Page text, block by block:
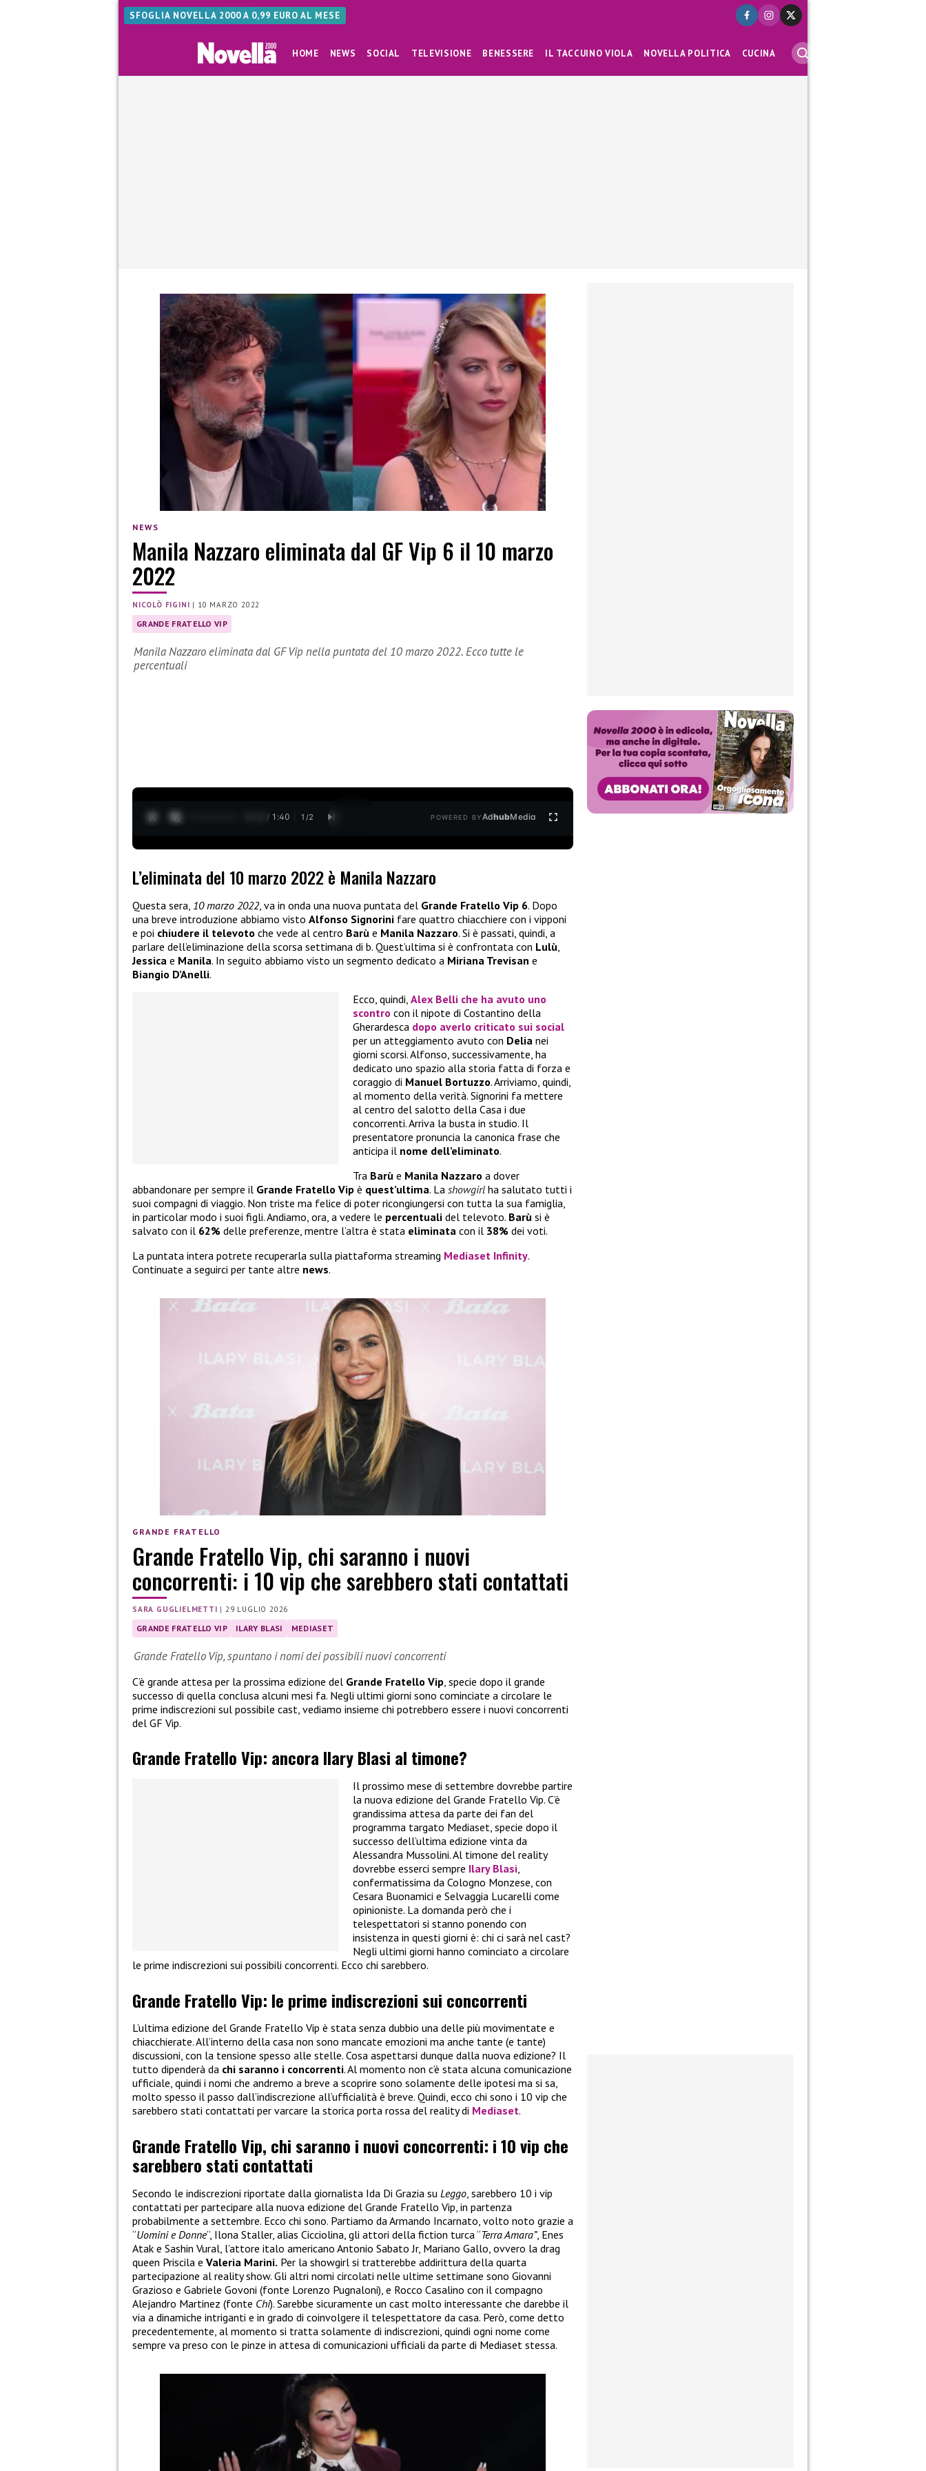
SFOGLIA NOVELLA 2000 A 0,99 EURO AL MESE
HOME NEWS SOCIAL TELEVISIONE BENESSERE IL TACCUINO VIOLA NOVELLA POLITICA CUCINA
NEWS
Manila Nazzaro eliminata dal GF Vip 6 il 10 marzo
2022
NICOLÒ FIGINI | 10 MARZO 2022
GRANDE FRATELLO VIP
Manila Nazzaro eliminata dal GF Vip nella puntata del 10 marzo 2022. Ecco tutte le
percentuali
0:13 / 1:40 1 /2 POWERED BYAdhubMedia
L’eliminata del 10 marzo 2022 è Manila Nazzaro
Questa sera, 10 marzo 2022, va in onda una nuova puntata del Grande Fratello Vip 6. Dopo
una breve introduzione abbiamo visto Alfonso Signorini fare quattro chiacchiere con i vipponi
e poi chiudere il televoto che vede al centro Barù e Manila Nazzaro. Si è passati, quindi, a
parlare dell’eliminazione della scorsa settimana di b. Quest’ultima si è confrontata con Lulù,
Jessica e Manila. In seguito abbiamo visto un segmento dedicato a Miriana Trevisan e
Biangio D’Anelli.
Ecco, quindi, Alex Belli che ha avuto uno
scontro con il nipote di Costantino della
Gherardesca dopo averlo criticato sui social
per un atteggiamento avuto con Delia nei
giorni scorsi. Alfonso, successivamente, ha
dedicato uno spazio alla storia fatta di forza e
coraggio di Manuel Bortuzzo. Arriviamo, quindi,
al momento della verità. Signorini fa mettere
al centro del salotto della Casa i due
concorrenti. Arriva la busta in studio. Il
presentatore pronuncia la canonica frase che
anticipa il nome dell’eliminato.
Tra Barù e Manila Nazzaro a dover
abbandonare per sempre il Grande Fratello Vip è quest’ultima. La showgirl ha salutato tutti i
suoi compagni di viaggio. Non triste ma felice di poter ricongiungersi con tutta la sua famiglia,
in particolar modo i suoi figli. Andiamo, ora, a vedere le percentuali del televoto. Barù si è
salvato con il 62% delle preferenze, mentre l’altra è stata eliminata con il 38% dei voti.
La puntata intera potrete recuperarla sulla piattaforma streaming Mediaset Infinity.
Continuate a seguirci per tante altre news.
GRANDE FRATELLO
Grande Fratello Vip, chi saranno i nuovi
concorrenti: i 10 vip che sarebbero stati contattati
SARA GUGLIELMETTI |29 LUGLIO 2026
GRANDE FRATELLO VIP ILARY BLASI MEDIASET
Grande Fratello Vip, spuntano i nomi dei possibili nuovi concorrenti
C’è grande attesa per la prossima edizione del Grande Fratello Vip, specie dopo il grande
successo di quella conclusa alcuni mesi fa. Negli ultimi giorni sono cominciate a circolare le
prime indiscrezioni sul possibile cast, vediamo insieme chi potrebbero essere i nuovi concorrenti
del GF Vip.
Grande Fratello Vip: ancora Ilary Blasi al timone?
Il prossimo mese di settembre dovrebbe partire
la nuova edizione del Grande Fratello Vip. C’è
grandissima attesa da parte dei fan del
programma targato Mediaset, specie dopo il
successo dell’ultima edizione vinta da
Alessandra Mussolini. Al timone del reality
dovrebbe esserci sempre Ilary Blasi,
confermatissima da Cologno Monzese, con
Cesara Buonamici e Selvaggia Lucarelli come
opinioniste. La domanda però che i
telespettatori si stanno ponendo con
insistenza in questi giorni è: chi ci sarà nel cast?
Negli ultimi giorni hanno cominciato a circolare
le prime indiscrezioni sui possibili concorrenti. Ecco chi sarebbero.
Grande Fratello Vip: le prime indiscrezioni sui concorrenti
L’ultima edizione del Grande Fratello Vip è stata senza dubbio una delle più movimentate e
chiacchierate. All’interno della casa non sono mancate emozioni ma anche tante (e tante)
discussioni, con la tensione spesso alle stelle. Cosa aspettarsi dunque dalla nuova edizione? Il
tutto dipenderà da chi saranno i concorrenti. Al momento non c’è stata alcuna comunicazione
ufficiale, quindi i nomi che andremo a breve a scoprire sono solamente delle ipotesi ma si sa,
molto spesso il passo dall’indiscrezione all’ufficialità è breve. Quindi, ecco chi sono i 10 vip che
sarebbero stati contattati per varcare la storica porta rossa del reality di Mediaset.
Grande Fratello Vip, chi saranno i nuovi concorrenti: i 10 vip che
sarebbero stati contattati
Secondo le indiscrezioni riportate dalla giornalista Ida Di Grazia su Leggo , sarebbero 10 i vip
contattati per partecipare alla nuova edizione del Grande Fratello Vip, in partenza
probabilmente a settembre. Ecco chi sono. Partiamo da Armando Incarnato, volto noto grazie a
“Uomini e Donne“, Ilona Staller, alias Cicciolina, gli attori della fiction turca “Terra Amara”, Enes
Atak e Sashin Vural, l’attore italo americano Antonio Sabato Jr, Mariano Gallo, ovvero la drag
queen Priscila e Valeria Marini. Per la showgirl si tratterebbe addirittura della quarta
partecipazione al reality show. Gli altri nomi circolati nelle ultime settimane sono Giovanni
Grazioso e Gabriele Govoni (fonte Lorenzo Pugnaloni), e Rocco Casalino con il compagno
Alejandro Martinez (fonte Chi). Sarebbe sicuramente un cast molto interessante che darebbe il
via a dinamiche intriganti e in grado di coinvolgere il telespettatore da casa. Però, come detto
precedentemente, al momento si tratta solamente di indiscrezioni, quindi ogni nome come
sempre va preso con le pinze in attesa di comunicazioni ufficiali da parte di Mediaset stessa.